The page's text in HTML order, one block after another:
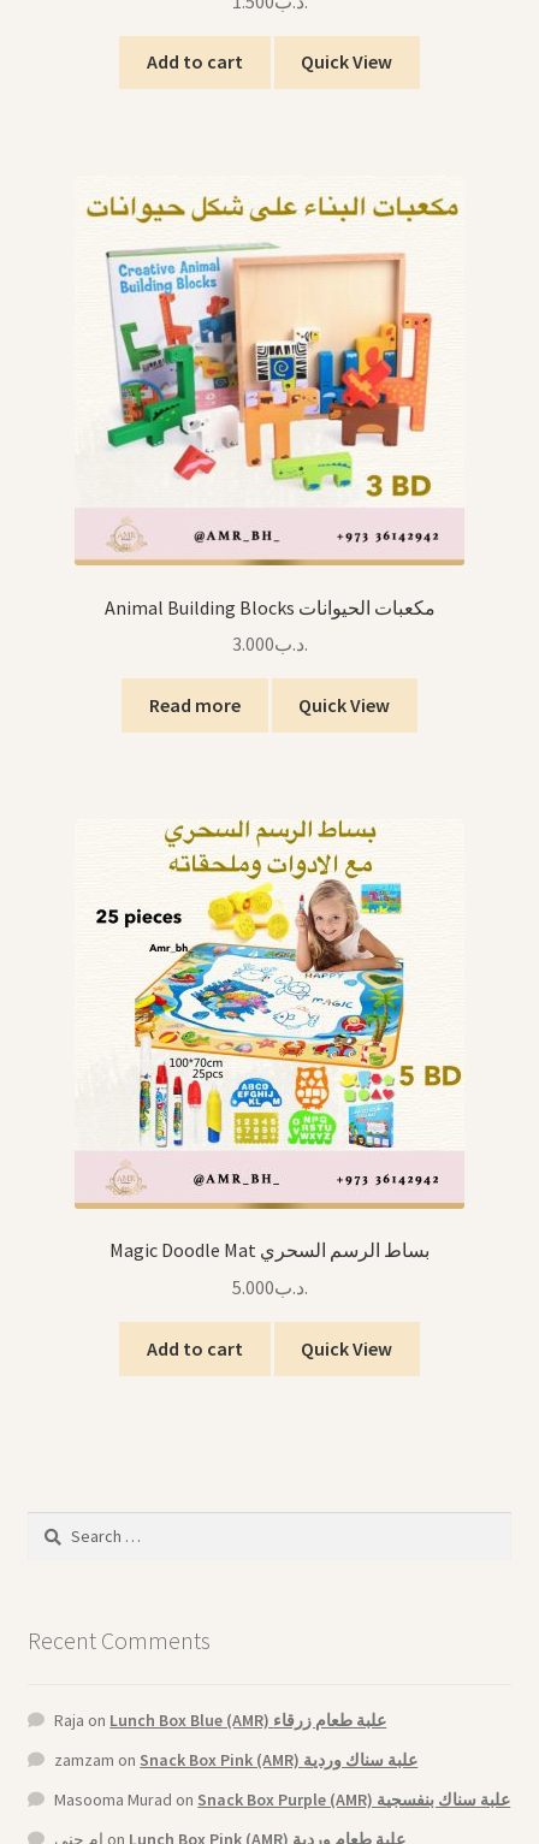
Add to cart Quick View
Animal Building Blocks مكعبات الحيوانات
.د.ب3.000
Read more Quick View
Magic Doodle Mat بساط الرسم السحري
.د.ب5.000
Add to cart Quick View
Search
Recent Comments
Raja on
Lunch Box Blue (AMR) علبة طعام زرقاء
zamzam on
Snack Box Pink (AMR) علبة سناك وردية
Masooma Murad on
Snack Box Purple (AMR) علبة سناك بنفسجية
ام جنى on Lunch Box Pink (AMR) علبة طعام وردية